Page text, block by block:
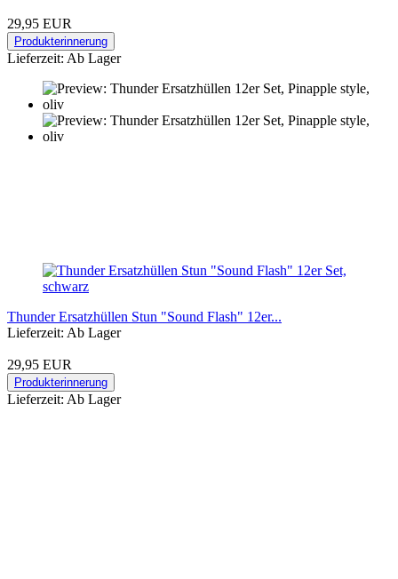
29,95 EUR
Produkterinnerung
Lieferzeit: Ab Lager
Thunder Ersatzhüllen Stun "Sound Flash" 12er...
Lieferzeit: Ab Lager
29,95 EUR
Produkterinnerung
Lieferzeit: Ab Lager